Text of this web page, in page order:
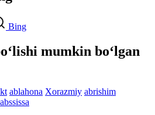
Bing
mumkin bo‘lgan
ablahona Xorazmiy abrishim
abssissa